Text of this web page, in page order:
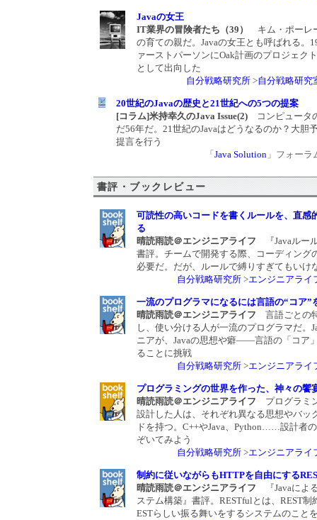
Javaの女王
IT業界の冒険者たち（39） キム・ポーレ
の育ての親だ。Javaの女王とも呼ばれる。
ァーストパーソンにOak計画のプロジェク
として出向した
自分戦略研究所 >自分戦略研究
20世紀のJavaの歴史と21世紀への5つの提案
[コラム]米持幸久のJava Issue(2) コンピュータ
だ56年だ。21世紀のJavaはどうなるのか？大胆
提言を行う
「 Java Solution 」フォーラ
書評・ブックレビュー
可読性の高いコードを書くルールを、直感
る
晴読雨読＠エンジニアライフ
『Javaルー
書評。チームで開発する際、コーディング
必要だ。だが、ルールで縛りすぎてもいけ
自分戦略研究所 >エンジニアライ
一流のプログラマになるには言語の“コア”
晴読雨読＠エンジニアライフ 言語ごとの
し、使い分ける人が一流のプログラマだ。
ニアが、Javaの思想や癖――言語の「コア
ることに挑戦
自分戦略研究所 >エンジニアライ
プログラミングの世界を作った、神々の饗
晴読雨読＠エンジニアライフ プログラミ
設計した人は、それぞれ異なる思想やバッ
ドを持つ。C++やJava、Python……設計者
ぞいてみよう
自分戦略研究所 >エンジニアライ
制約に従いながらもHTTPを自由にする
晴読雨読＠エンジニアライフ
『Javaによ
ステム構築』書評。RESTfulとは、REST制
ESTらしい振る舞いをするシステムのこと